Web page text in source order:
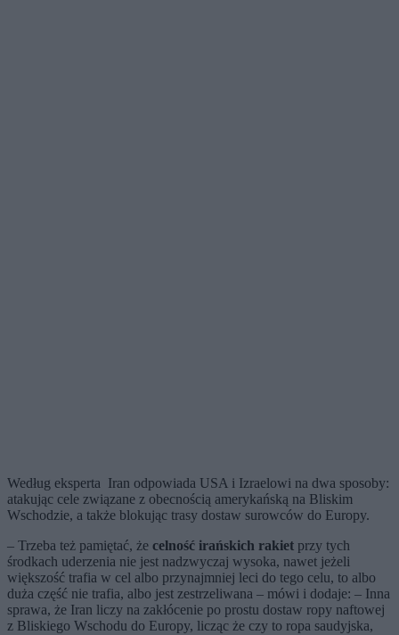
Według eksperta Iran odpowiada USA i Izraelowi na dwa sposoby:
atakując cele związane z obecnością amerykańską na Bliskim
Wschodzie, a także blokując trasy dostaw surowców do Europy.
– Trzeba też pamiętać, że celność irańskich rakiet przy tych
środkach uderzenia nie jest nadzwyczaj wysoka, nawet jeżeli
większość trafia w cel albo przynajmniej leci do tego celu, to albo
duża część nie trafia, albo jest zestrzeliwana – mówi i dodaje: – Inna
sprawa, że Iran liczy na zakłócenie po prostu dostaw ropy naftowej
z Bliskiego Wschodu do Europy, licząc że czy to ropa saudyjska,